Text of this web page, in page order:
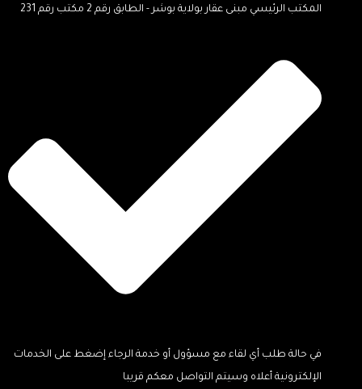
المكتب الرئيسي مبنى عقار بولاية بوشر - الطابق رقم 2 مكتب رقم 231
في حالة طلب أي لقاء مع مسؤول أو خدمة الرجاء إضغط على الخدمات
الإلكترونية أعلاه وسيتم التواصل معكم قريبا